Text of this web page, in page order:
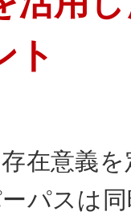
ト
在意義
パスは